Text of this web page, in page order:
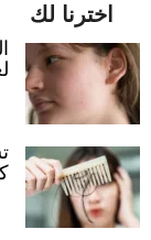
اخترنا لك